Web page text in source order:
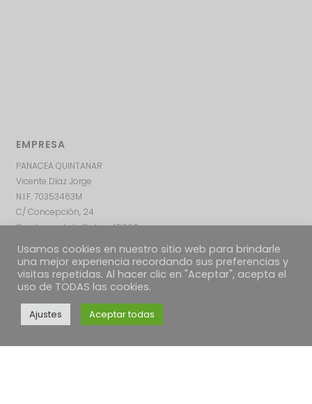
EMPRESA
PANACEA QUINTANAR
Vicente Díaz Jorge
N.I.F. 70353463M
C/ Concepción, 24
Quintanar de la Orden, 45800
Toledo – ESPAÑA
Usamos cookies en nuestro sitio web para brindarle
una mejor experiencia recordando sus preferencias y
visitas repetidas. Al hacer clic en "Aceptar", acepta el
uso de TODAS las cookies.
Ajustes Aceptar todas